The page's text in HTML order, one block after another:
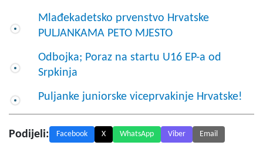
Mlađekadetsko prvenstvo Hrvatske
PULJANKAMA PETO MJESTO
Odbojka; Poraz na startu U16 EP-a od
Srpkinja
Puljanke juniorske viceprvakinje Hrvatske!
Podijeli: Facebook X WhatsApp Viber Email